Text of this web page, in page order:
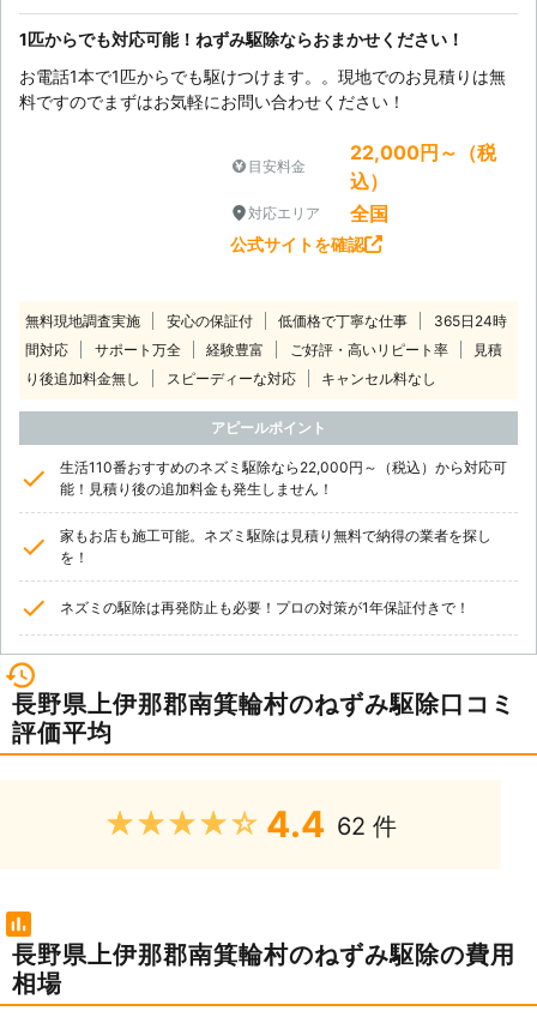
ミはとても知能が高く駆除を完了した
としても、別の侵入経路を作り巣に戻
そ、早めの対策が必要となります。
ご自宅でネズミを見かけた時はすぐに
でも害虫の便利屋さんへご相談くださ
い。 お客様の立場に立ちながら最適
な駆除方法をご提案していきます。
1匹からでも対応可能！ねずみ駆除ならおまかせください！
お電話1本で1匹からでも駆けつけます。。現地でのお見積りは無
料ですのでまずはお気軽にお問い合わせください！
目安料金
22,000円～（税
込）
対応エリア 全国
公式サイトを確認
無料現地調査実施 安心の保証付 低価格で丁寧な仕事
365日24時
間対応
サポート万全 経験豊富 ご好評・高いリピート率
見積
り後追加料金無し
スピーディーな対応 キャンセル料なし
アピールポイント
生活110番おすすめのネズミ駆除なら22,000円～（税込）から対応可
能！見積り後の追加料金も発生しません！
家もお店も施工可能。ネズミ駆除は見積り無料で納得の業者を探し
を！
ネズミの駆除は再発防止も必要！プロの対策が1年保証付きで！
長野県上伊那郡南箕輪村のねずみ駆除口コミ
評価平均
★★★★★ 4.4 62 件
長野県上伊那郡南箕輪村のねずみ駆除の費用
相場